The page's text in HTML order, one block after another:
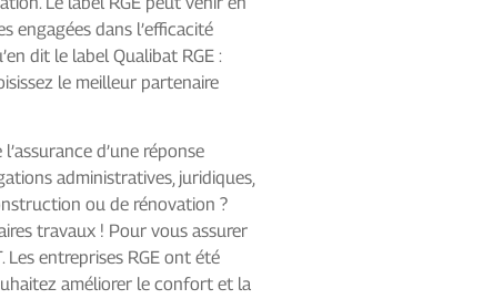
engagées dans l’efficacité
dit le label Qualibat RGE :
le meilleur partenaire
d’une réponse
administratives, juridiques,
ou de rénovation ?
travaux ! Pour vous assurer
Les entreprises RGE ont été
améliorer le confort et la